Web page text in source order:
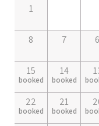
1
6
7
8
14
booked
15
booked
21
booked
22
booked